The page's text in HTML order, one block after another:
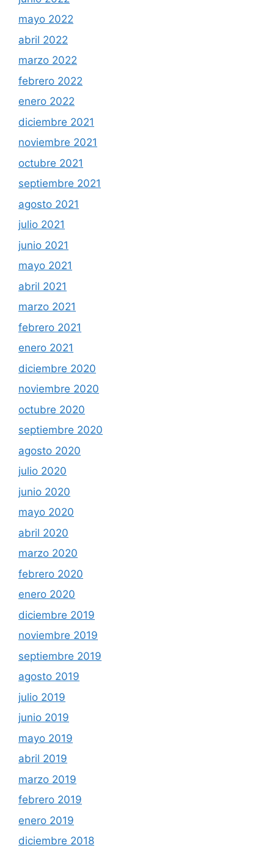
mayo 2022
abril 2022
marzo 2022
febrero 2022
enero 2022
diciembre 2021
noviembre 2021
octubre 2021
septiembre 2021
agosto 2021
julio 2021
junio 2021
mayo 2021
abril 2021
marzo 2021
febrero 2021
enero 2021
diciembre 2020
noviembre 2020
octubre 2020
septiembre 2020
agosto 2020
julio 2020
junio 2020
mayo 2020
abril 2020
marzo 2020
febrero 2020
enero 2020
diciembre 2019
noviembre 2019
septiembre 2019
agosto 2019
julio 2019
junio 2019
mayo 2019
abril 2019
marzo 2019
febrero 2019
enero 2019
diciembre 2018